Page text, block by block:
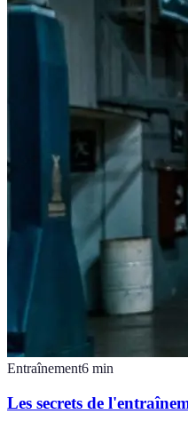
Entraînement6 min
Les secrets de